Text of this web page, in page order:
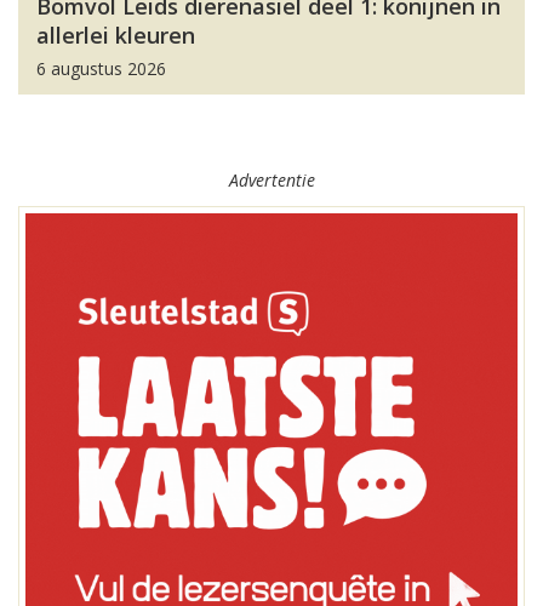
Bomvol Leids dierenasiel deel 1: konijnen in
allerlei kleuren
6 augustus 2026
Advertentie